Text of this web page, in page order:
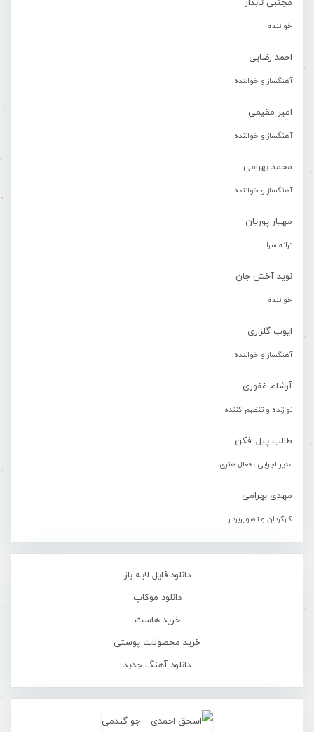
مجتبی تابدار
خواننده
احمد رضایی
آهنگساز و خواننده
امیر مقیمی
آهنگساز و خواننده
محمد بهرامی
آهنگساز و خواننده
مهیار پوریان
ترانه سرا
نوید آخش جان
خواننده
ایوب گلزاری
آهنگساز و خواننده
آرشام غفوری
نوازنده و تنظیم کننده
طالب پیل افکن
مدیر اجرایی ، فعال هنری
مهدی بهرامی
کارگردان و تصویربردار
دانلود فایل لایه باز
دانلود موکاپ
خرید هاست
خرید محصولات پوستی
دانلود آهنگ جدید